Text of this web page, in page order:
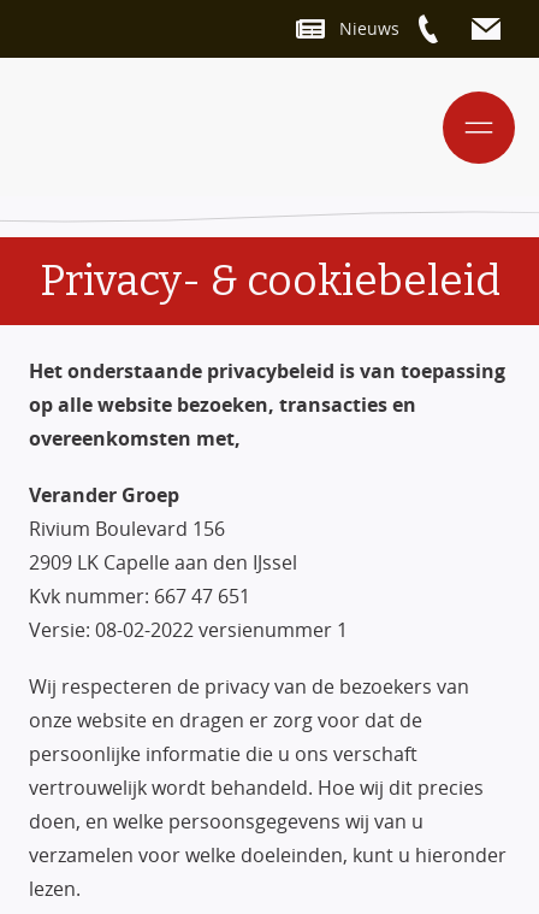
Nieuws
Privacy- & cookiebeleid
Het onderstaande privacybeleid is van toepassing
op alle website bezoeken, transacties en
overeenkomsten met,
Verander Groep
Rivium Boulevard 156
2909 LK Capelle aan den IJssel
Kvk nummer: 667 47 651
Versie: 08-02-2022 versienummer 1
Wij respecteren de privacy van de bezoekers van
onze website en dragen er zorg voor dat de
persoonlijke informatie die u ons verschaft
vertrouwelijk wordt behandeld. Hoe wij dit precies
doen, en welke persoonsgegevens wij van u
verzamelen voor welke doeleinden, kunt u hieronder
lezen.